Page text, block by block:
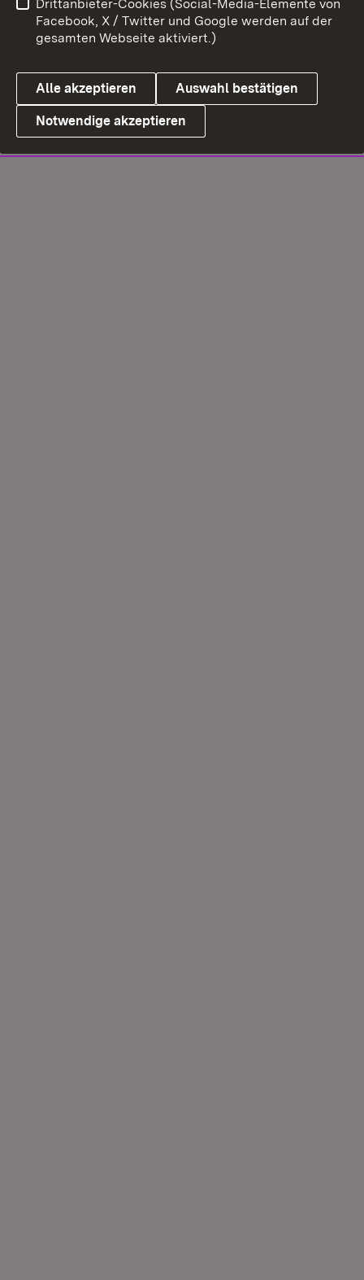
Drittanbieter-Cookies (Social-Media-Elemente von
Facebook, X / Twitter und Google werden auf der
gesamten Webseite aktiviert.)
Alle akzeptieren Auswahl bestätigen
Notwendige akzeptieren